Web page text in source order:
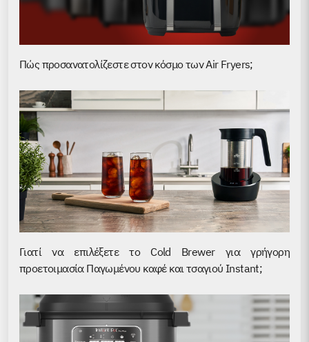
Πώς προσανατολίζεστε στον κόσμο των Air Fryers;
Γιατί να επιλέξετε το Cold Brewer για γρήγορη
προετοιμασία Παγωμένου καφέ και τσαγιού Instant;